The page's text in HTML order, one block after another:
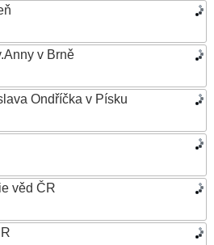
v Brně
Ondříčka v Písku
věd ČR